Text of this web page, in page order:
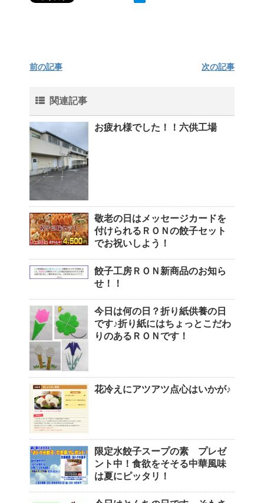
前の記事 次の記事
関連記事
お疲れ様でした！！六供工場
敬老の日はメッセージカードを
付けられるＲＯＮの餃子セット
でお祝いしよう！
餃子工房ＲＯＮ新商品のお知ら
せ！！
今日は何の日？折り紙供養の日
です♪折り紙にはちょっとこだわ
りのあるＲＯＮです！
花冷えにアツアツ点心はいかが♪
限定水餃子スープの素 プレゼ
ント中！食欲をそそる中華風味
は夏にピッタリ！